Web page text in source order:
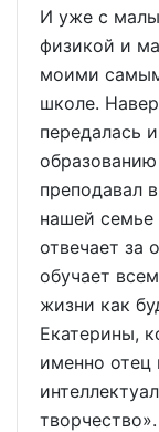
И уже с
физикой и
моими
школе.
передалась
преподавал
нашей семье
отвечает за
обучает
жизни как
Екатерины,
именно отец